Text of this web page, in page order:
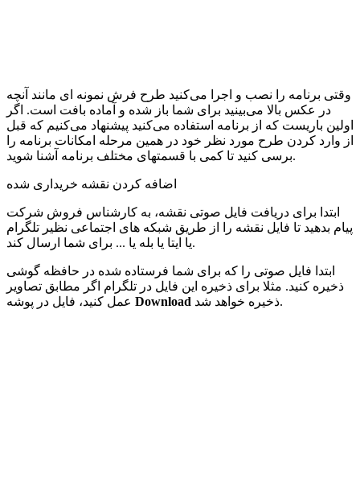
وقتی برنامه را نصب و اجرا می‌کنید طرح فرش نمونه ای مانند آنچه
در عکس بالا می‌بینید برای شما باز شده و آماده بافت است. اگر
اولین باریست که از برنامه استفاده می‌کنید پیشنهاد می‌کنیم که قبل
از وارد کردن طرح مورد نظر خود در همین مرحله امکانات برنامه را
برسی کنید تا کمی با قسمتهای مختلف برنامه آشنا شوید.
اضافه کردن نقشه خریداری شده
ابتدا برای دریافت فایل صوتی نقشه، به کارشناس فروش شرکت
پیام بدهید تا فایل نقشه را از طریق شبکه های اجتماعی نظیر تلگرام
یا ایتا یا بله یا ... برای شما ارسال کند.
ابتدا فایل صوتی را که برای شما فرستاده شده در حافظه گوشی
ذخیره کنید. مثلا برای ذخیره این فایل در تلگرام اگر مطابق تصاویر
Download ذخیره خواهد شد.